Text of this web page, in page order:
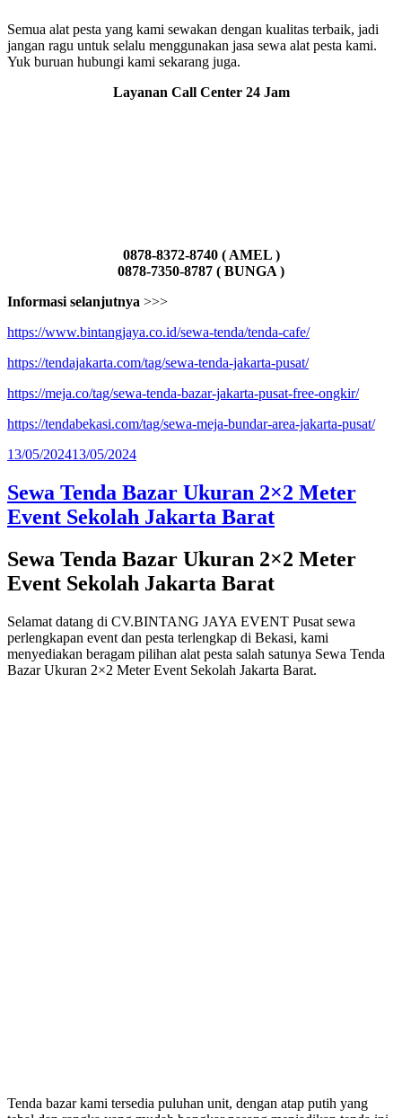
Semua alat pesta yang kami sewakan dengan kualitas terbaik, jadi
jangan ragu untuk selalu menggunakan jasa sewa alat pesta kami.
Yuk buruan hubungi kami sekarang juga.
Layanan Call Center 24 Jam
0878-8372-8740 ( AMEL )
0878-7350-8787 ( BUNGA )
Informasi selanjutnya >>>
https://www.bintangjaya.co.id/sewa-tenda/tenda-cafe/
https://tendajakarta.com/tag/sewa-tenda-jakarta-pusat/
https://meja.co/tag/sewa-tenda-bazar-jakarta-pusat-free-ongkir/
https://tendabekasi.com/tag/sewa-meja-bundar-area-jakarta-pusat/
Diposkan
13/05/202413/05/2024
Sewa Tenda Bazar Ukuran 2×2 Meter
Event Sekolah Jakarta Barat
Sewa Tenda Bazar Ukuran 2×2 Meter
Event Sekolah Jakarta Barat
Selamat datang di CV.BINTANG JAYA EVENT Pusat sewa
perlengkapan event dan pesta terlengkap di Bekasi, kami
menyediakan beragam pilihan alat pesta salah satunya Sewa Tenda
Bazar Ukuran 2×2 Meter Event Sekolah Jakarta Barat.
Tenda bazar kami tersedia puluhan unit, dengan atap putih yang